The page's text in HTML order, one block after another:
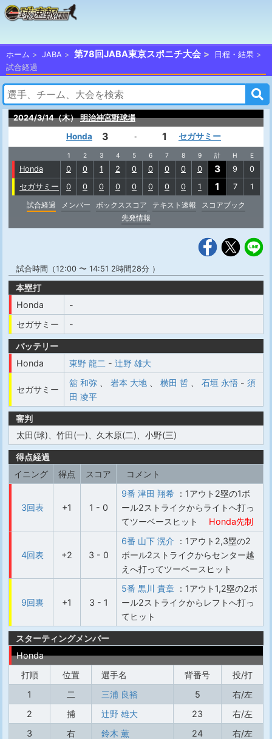
ホーム JABA 第78回JABA東京スポニチ大会
日程・結果
試合経過
2024/3/14（木） 明治神宮野球場
Honda 3 - 1 セガサミー
1 2 3 4 5 6 7 8 9 計 H E
Honda 0 0 1 2 0 0 0 0 0 3 9
0
セガサミー
0 0 0 0 0 0 0 0 1 1 7
1
試合経過
メンバー ボックススコア テキスト速報
スコアブック
先発情報
試合時間（12:00 〜 14:51 2時間28分 ）
本塁打
Honda
-
セガサミー
-
バッテリー
Honda
東野 龍二 - 辻野 雄大
セガサミー
舘 和弥 岩本 大地 横田 哲 石垣 永悟 - 須
田 凌平
審判
太田(球)、竹田(一)、久木原(二)、小野(三)
得点経過
イニング
得点 スコア コメント
3回表 +1 1 - 0
9番 津田 翔希 ：1アウト2塁の1ボ
ール2ストライクからライトへ打っ
てツーベースヒット
Honda先制
4回表 +2 3 - 0
6番 山下 滉介 ：1アウト2,3塁の2
ボール2ストライクからセンター越
えへ打ってツーベースヒット
9回裏 +1 3 - 1
5番 黒川 貴章 ：1アウト1,2塁の2ボ
ール2ストライクからレフトへ打っ
てヒット
スターティングメンバー
Honda
打順
位置 選手名 背番号
投/打
1
二 三浦 良裕 5
右/左
2
捕 辻野 雄大 23
右/左
3
右 鈴木 薫 24
右/左